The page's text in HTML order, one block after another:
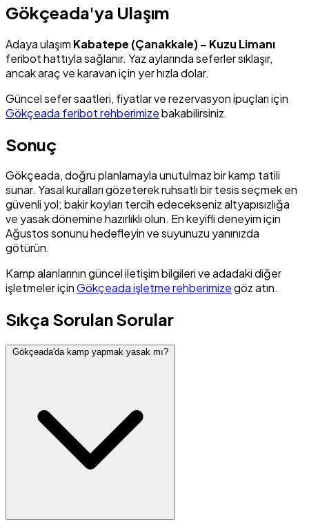
Gökçeada'ya Ulaşım
Adaya ulaşım Kabatepe (Çanakkale) – Kuzu Limanı
feribot hattıyla sağlanır. Yaz aylarında seferler sıklaşır,
ancak araç ve karavan için yer hızla dolar.
Güncel sefer saatleri, fiyatlar ve rezervasyon ipuçları için
Gökçeada feribot rehberimizebakabilirsiniz.
Sonuç
Gökçeada, doğru planlamayla unutulmaz bir kamp tatili
sunar. Yasal kuralları gözeterek ruhsatlı bir tesis seçmek en
güvenli yol; bakir koyları tercih edecekseniz altyapısızlığa
ve yasak dönemine hazırlıklı olun. En keyifli deneyim için
Ağustos sonunu hedefleyin ve suyunuzu yanınızda
götürün.
Kamp alanlarının güncel iletişim bilgileri ve adadaki diğer
işletmeler içinGökçeada işletme rehberimizegöz atın.
Sıkça Sorulan Sorular
Gökçeada'da kamp yapmak yasak mı?